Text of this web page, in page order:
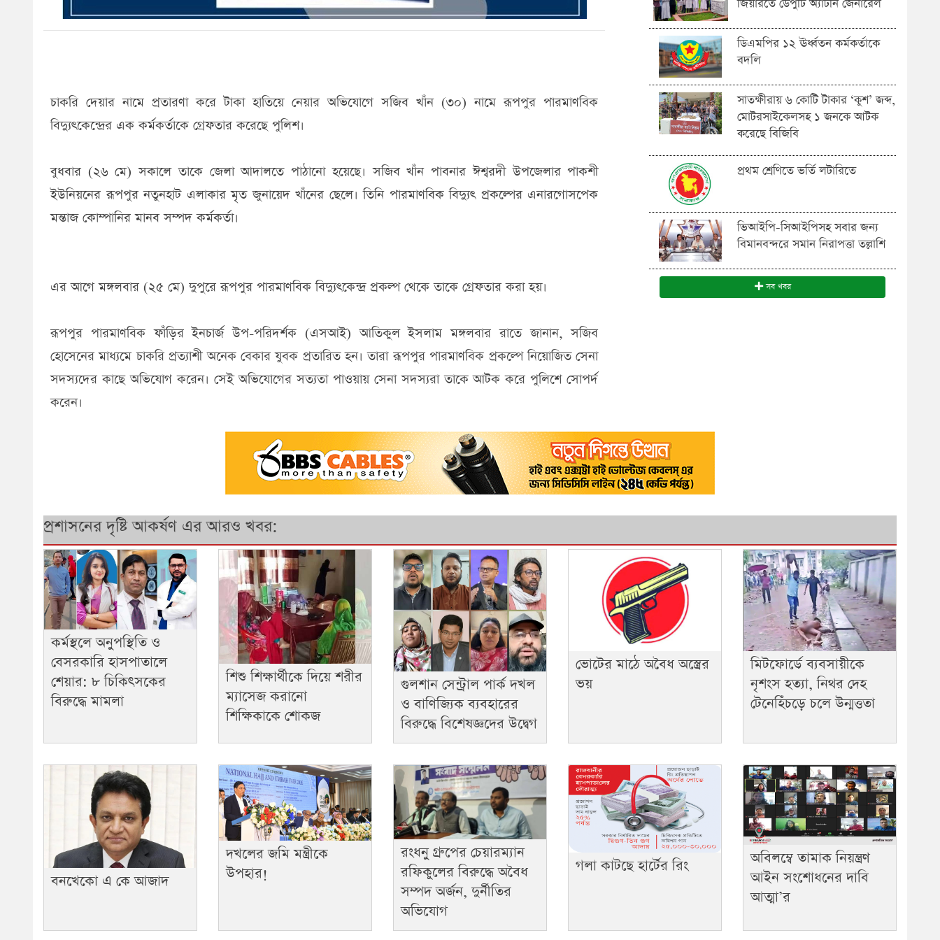
চাকরি দেয়ার নামে প্রতারণা করে টাকা হাতিয়ে নেয়ার অভিযোগে সজিব খাঁন (৩০) নামে রূপপুর পারমাণবিক
বিদ্যুৎকেন্দ্রের এক কর্মকর্তাকে গ্রেফতার করেছে পুলিশ।
বুধবার (২৬ মে) সকালে তাকে জেলা আদালতে পাঠানো হয়েছে। সজিব খাঁন পাবনার ঈশ্বরদী উপজেলার পাকশী
ইউনিয়নের রূপপুর নতুনহাট এলাকার মৃত জুনায়েদ খাঁনের ছেলে। তিনি পারমাণবিক বিদ্যুৎ প্রকল্পের এনারগোসপেক
মন্তাজ কোম্পানির মানব সম্পদ কর্মকর্তা।
এর আগে মঙ্গলবার (২৫ মে) দুপুরে রূপপুর পারমাণবিক বিদ্যুৎকেন্দ্র প্রকল্প থেকে তাকে গ্রেফতার করা হয়।
রূপপুর পারমাণবিক ফাঁড়ির ইনচার্জ উপ-পরিদর্শক (এসআই) আতিকুল ইসলাম মঙ্গলবার রাতে জানান, সজিব
হোসেনের মাধ্যমে চাকরি প্রত্যাশী অনেক বেকার যুবক প্রতারিত হন। তারা রূপপুর পারমাণবিক প্রকল্পে নিয়োজিত সেনা
সদস্যদের কাছে অভিযোগ করেন। সেই অভিযোগের সত্যতা পাওয়ায় সেনা সদস্যরা তাকে আটক করে পুলিশে সোপর্দ
করেন।
জিয়ারতে ডেপুটি অ্যাটর্নি জেনারেল
ডিএমপির ১২ ঊর্ধ্বতন কর্মকর্তাকে
বদলি
সাতক্ষীরায় ৬ কোটি টাকার ‘কুশ’ জব্দ,
মোটরসাইকেলসহ ১ জনকে আটক
করেছে বিজিবি
প্রথম শ্রেণিতে ভর্তি লটারিতে
ভিআইপি-সিআইপিসহ সবার জন্য
বিমানবন্দরে সমান নিরাপত্তা তল্লাশি
সব খবর
প্রশাসনের দৃষ্টি আকর্ষণ এর আরও খবর:
কর্মস্থলে অনুপস্থিতি ও
বেসরকারি হাসপাতালে
শেয়ার: ৮ চিকিৎসকের
বিরুদ্ধে মামলা
শিশু শিক্ষার্থীকে দিয়ে শরীর
ম্যাসেজ করানো
শিক্ষিকাকে শোকজ
গুলশান সেন্ট্রাল পার্ক দখল
ও বাণিজ্যিক ব্যবহারের
বিরুদ্ধে বিশেষজ্ঞদের উদ্বেগ
ভোটের মাঠে অবৈধ অস্ত্রের
ভয়
মিটফোর্ডে ব্যবসায়ীকে
নৃশংস হত্যা, নিথর দেহ
টেনেহিঁচড়ে চলে উন্মত্ততা
বনখেকো এ কে আজাদ
দখলের জমি মন্ত্রীকে
উপহার!
রংধনু গ্রুপের চেয়ারম্যান
রফিকুলের বিরুদ্ধে অবৈধ
সম্পদ অর্জন, দুর্নীতির
অভিযোগ
গলা কাটছে হার্টের রিং
অবিলম্বে তামাক নিয়ন্ত্রণ
আইন সংশোধনের দাবি
আত্মা’র